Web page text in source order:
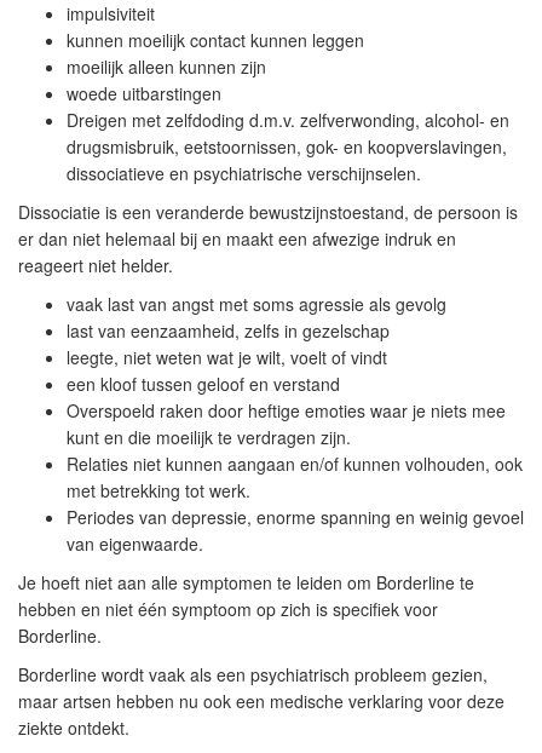
impulsiviteit
kunnen moeilijk contact kunnen leggen
moeilijk alleen kunnen zijn
woede uitbarstingen
Dreigen met zelfdoding d.m.v. zelfverwonding, alcohol- en
drugsmisbruik, eetstoornissen, gok- en koopverslavingen,
dissociatieve en psychiatrische verschijnselen.
Dissociatie is een veranderde bewustzijnstoestand, de persoon is
er dan niet helemaal bij en maakt een afwezige indruk en
reageert niet helder.
vaak last van angst met soms agressie als gevolg
last van eenzaamheid, zelfs in gezelschap
leegte, niet weten wat je wilt, voelt of vindt
een kloof tussen geloof en verstand
Overspoeld raken door heftige emoties waar je niets mee
kunt en die moeilijk te verdragen zijn.
Relaties niet kunnen aangaan en/of kunnen volhouden, ook
met betrekking tot werk.
Periodes van depressie, enorme spanning en weinig gevoel
van eigenwaarde.
Je hoeft niet aan alle symptomen te leiden om Borderline te
hebben en niet één symptoom op zich is specifiek voor
Borderline.
Borderline wordt vaak als een psychiatrisch probleem gezien,
maar artsen hebben nu ook een medische verklaring voor deze
ziekte ontdekt.